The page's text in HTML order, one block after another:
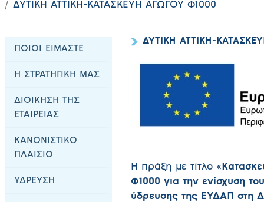
ΔΥΤΙΚΗ ΑΤΤΙΚΗ-ΚΑΤΑΣΚΕΥΗ ΑΓΩΓΟΥ Φ1000
ΠΟΙΟΙ ΕΙΜΑΣΤΕ
Η ΣΤΡΑΤΗΓΙΚΗ ΜΑΣ
ΔΙΟΙΚΗΣΗ ΤΗΣ
ΕΤΑΙΡΕΙΑΣ
ΚΑΝΟΝΙΣΤΙΚΟ
ΠΛΑΙΣΙΟ
ΥΔΡΕΥΣΗ
ΔΥΤΙΚΗ ΑΤΤΙΚΗ-
Η πράξη με τίτλο «
Φ1000 για την ενίσχυση
ύδρευσης της ΕΥΔΑΠ στη